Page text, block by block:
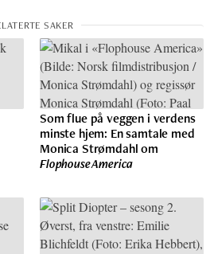
Som flue på veggen i verdens
minste hjem: En samtale med
Monica Strømdahl om
Flophouse America